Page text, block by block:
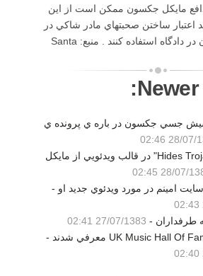
مايكل جكسون ممكن است از اين
اعتبار ساختن صحبتهاي مادر شاكي در
هنگام شهادت دادن در دادگاه استفاده كنند . منبع: Santa
جسي جكسون در باره ي پرونده ي
28/07/1383
ويروس " Hides Trojan" در قالب ويدئويي از مايكل
28/07/1383
امينم در مورد ويدئوي جديد او -
طرفداران - 27/07/1383 02:41